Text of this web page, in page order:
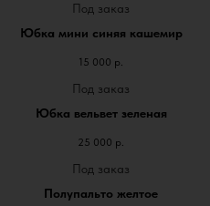
Юбка мини синяя кашемир
15 000 р.
Юбка вельвет зеленая
25 000 р.
Полупальто желтое